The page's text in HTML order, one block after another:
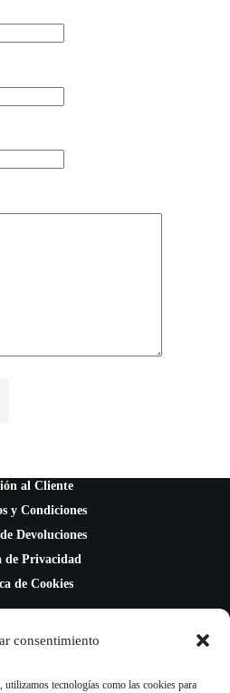
consentimiento
utilizamos tecnologías como las cookies para
al Cliente
y Condiciones
Devoluciones
de Privacidad
de Cookies